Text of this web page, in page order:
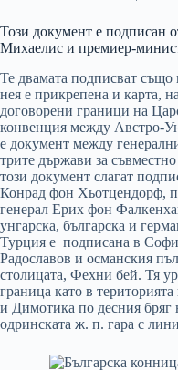
Този документ е подписан
Михаелис и премиер-
Те двамата подписват също
нея е прикрепена и карта,
договорени граници на
конвенция между Австро-
е документ между
трите държави за
този документ слагат
Конрад фон Хьотцендорф,
генерал Ерих фон
унгарска, българска и
Турция е подписана в
Радославов и османския
столицата, Фехни бей. Тя
граница като в
и Димотика по десния бряг
одринската ж. п. гара с